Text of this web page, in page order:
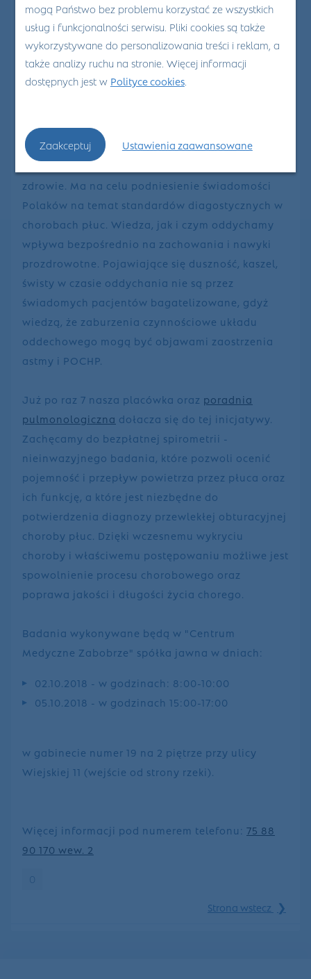
Respiratory Society (ERS) i European Lung
Fundation (ELF), koordynowana w Polsce przez
Polską Federację Stowarzyszeń Chorych na Astmę,
Alergie i POCHP. Naszym celem jest zwrócenie
uwagi Polaków na problemy zdrowia
Obecna edycja dni spirometrii jest poświecona
wpływowi zanieczyszczeń powietrza na nasze
zdrowie. Ma na celu podniesienie świadomości
Polaków na temat standardów diagostycznych w
chorobach płuc. Wiedza, jak i czym oddychamy
wpływa bezpośrednio na zachowania i nawyki
prozdrowotne. Pojawiające się duszność, kaszel,
świsty w czasie oddychania nie są przez
świadomych pacjentów bagatelizowane, gdyż
wiedzą, że zaburzenia czynnościowe układu
oddechowego mogą być objawami zaostrzenia
astmy i POCHP.
Już po raz 7 nasza placówka oraz poradnia
pulmonologiczna dołacza się do tej inicjatywy.
Zachęcamy do bezpłatnej spirometrii -
nieinwazyjnego badania, które pozwoli ocenić
pojemność i przepływ powietrza przez płuca oraz
ich funkcję, a które jest niezbędne do
potwierdzenia diagnozy przewlekłej obturacyjnej
choroby płuc. Dzięki wczesnemu wykryciu
choroby i właściwemu postępowaniu możliwe jest
spowolnienie procesu chorobowego oraz
poprawa jakości i długości życia chorego.
Badania wykonywane będą w "Centrum
Medyczne Zabobrze" spółka jawna w dniach:
02.10.2018 - w godzinach: 8:00-10:00
05.10.2018 - w godzinach 15:00-17:00
w gabinecie numer 19 na 2 piętrze przy ulicy
Wiejskiej 11 (wejście od strony rzeki).
Więcej informacji pod numerem telefonu: 75 88
90 170 wew. 2
0
Strona wstecz ❯
mogą Państwo bez problemu korzystać ze wszystkich
usług i funkcjonalności serwisu. Pliki cookies są także
wykorzystywane do personalizowania treści i reklam, a
także analizy ruchu na stronie. Więcej informacji
dostępnych jest w Polityce cookies.
Zaakceptuj Ustawienia zaawansowane